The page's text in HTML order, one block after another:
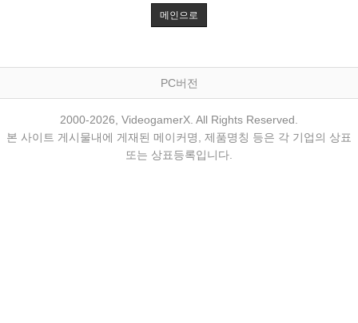
메인으로
PC버전
2000-2026, VideogamerX. All Rights Reserved.
본 사이트 게시물내에 게재된 메이커명, 제품명칭 등은 각 기업의 상표
또는 상표등록입니다.